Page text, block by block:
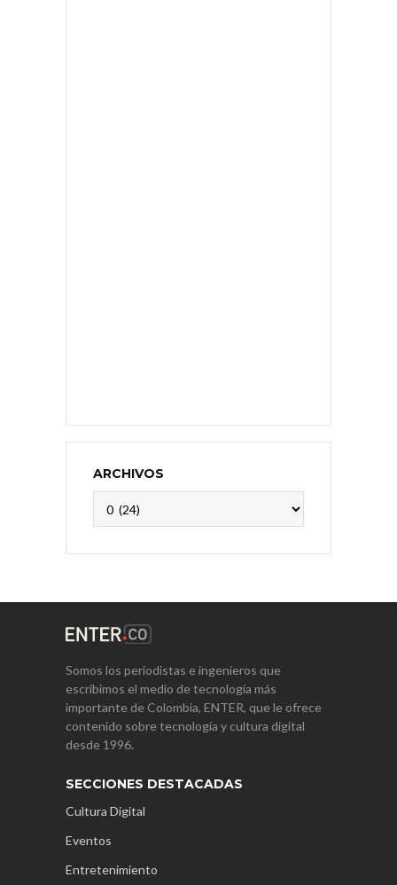
ARCHIVOS
Somos los periodistas e ingenieros que
escribimos el medio de tecnología más
importante de Colombia, ENTER, que le ofrece
contenido sobre tecnología y cultura digital
desde 1996.
SECCIONES DESTACADAS
Cultura Digital
Eventos
Entretenimiento